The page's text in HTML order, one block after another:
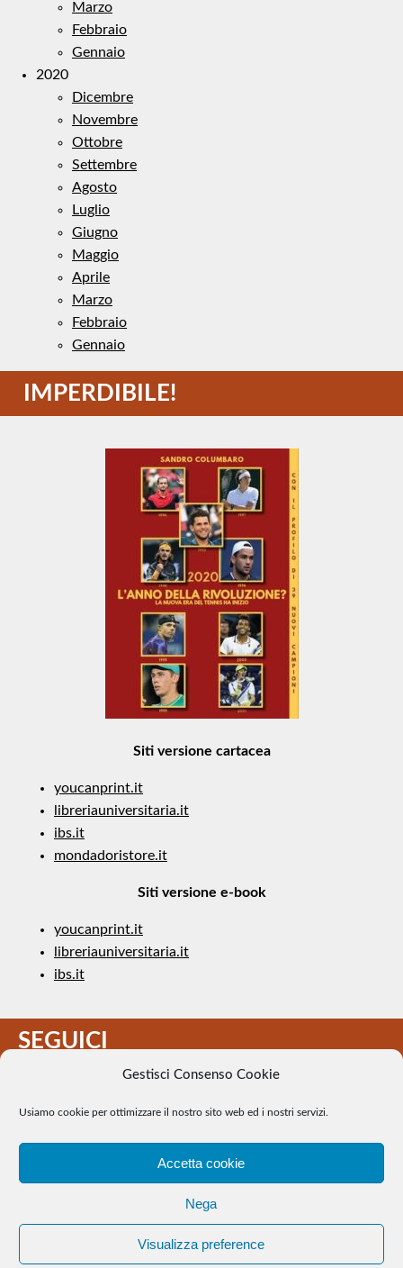
Gestisci Consenso Cookie
Usiamo cookie per ottimizzare il nostro sito web ed i nostri servizi.
Accetta cookie
Nega
Visualizza preference
Marzo
Febbraio
Gennaio
2020
Dicembre
Novembre
Ottobre
Settembre
Agosto
Luglio
Giugno
Maggio
Aprile
Marzo
Febbraio
Gennaio
IMPERDIBILE!
Siti versione cartacea
youcanprint.it
libreriauniversitaria.it
ibs.it
mondadoristore.it
Siti versione e-book
youcanprint.it
libreriauniversitaria.it
ibs.it
SEGUICI
pubblico dominio. Se il loro uso costituisce una violazione dei